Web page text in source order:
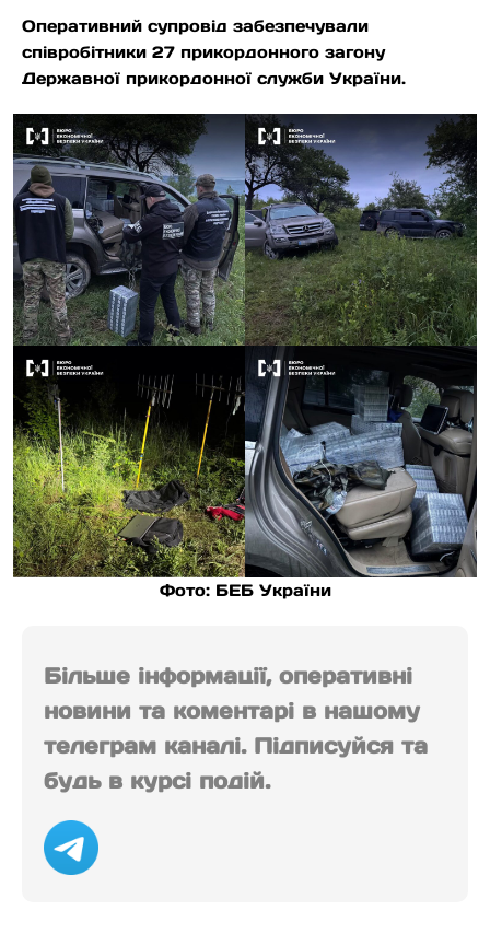
Оперативний супровід забезпечували
співробітники 27 прикордонного загону
Державної прикордонної служби України.
Фото: БЕБ України
Більше інформації, оперативні
новини та коментарі в нашому
телеграм каналі. Підписуйся та
будь в курсі подій.